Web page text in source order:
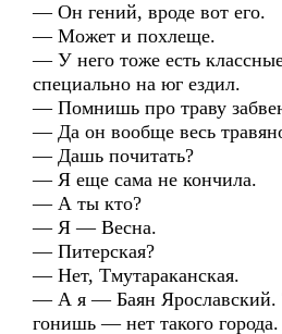
— Он гений, вроде вот его.
— Может и похлеще.
— У него тоже есть
специально на юг ездил.
— Помнишь про траву
— Да он вообще весь
— Дашь почитать?
— Я еще сама не кончила.
— А ты кто?
— Я — Весна.
— Питерская?
— Нет, Тмутараканская.
— А я — Баян Ярославский.
гонишь — нет такого города.